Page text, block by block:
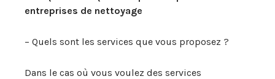
entreprises de nettoyage
– Quels sont les services que vous proposez ?
Dans le cas où vous voulez des services